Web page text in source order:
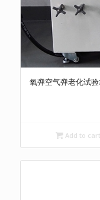
氧弹空气弹老化试
Add to cart